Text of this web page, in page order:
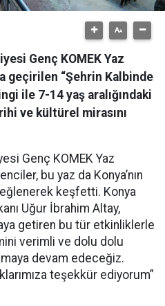
Genç KOMEK Yaz
geçirilen “Şehrin Kalbinde
ile 7-14 yaş aralığındaki
ve kültürel mirasını
Genç KOMEK Yaz
bu yaz da Konya’nın
keşfetti. Konya
Uğur İbrahim Altay,
getiren bu tür etkinliklerle
verimli ve dolu dolu
devam edeceğiz.
teşekkür ediyorum”